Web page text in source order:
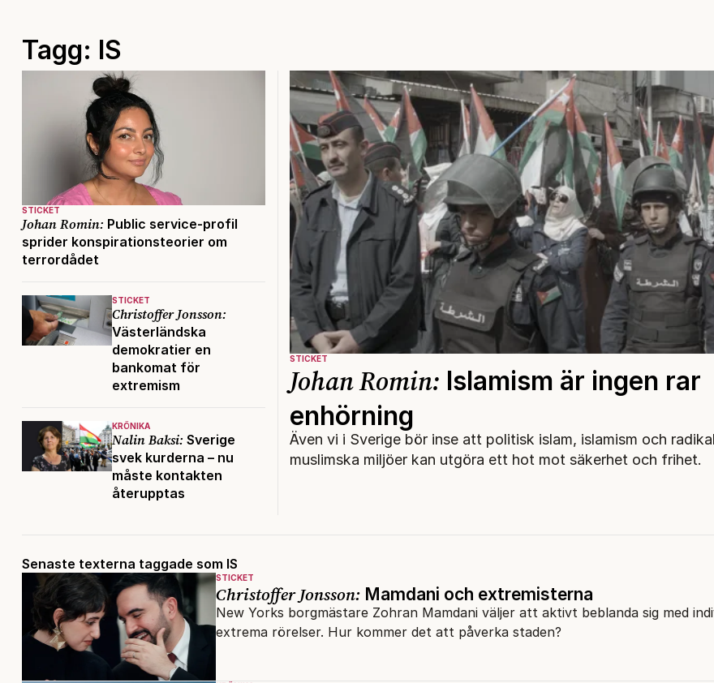
Tagg: IS
STICKET
Johan Romin: Public service-profil
sprider konspirationsteorier om
terrordådet
STICKET
Christoffer Jonsson:
Västerländska
demokratier en
bankomat för
extremism
KRÖNIKA
Nalin Baksi: Sverige
svek kurderna – nu
måste kontakten
återupptas
STICKET
Johan Romin: Islamism är ingen rar
enhörning
Även vi i Sverige bör inse att politisk islam, islamism och
muslimska miljöer kan utgöra ett hot mot säkerhet och frihet.
Senaste texterna taggade som IS
STICKET
Christoffer Jonsson: Mamdani och extremisterna
New Yorks borgmästare Zohran Mamdani väljer att aktivt beblanda sig med
extrema rörelser. Hur kommer det att påverka staden?